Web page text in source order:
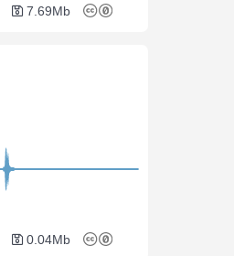
7.69Mb
0.04Mb